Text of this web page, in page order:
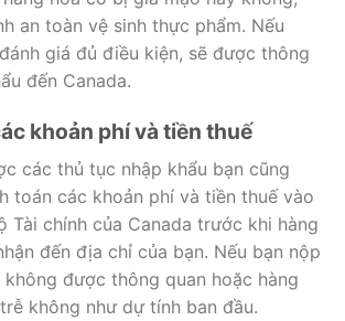
an toàn vệ sinh thực phẩm. Nếu
giá đủ điều kiện, sẽ được thông
đến Canada.
khoản phí và tiền thuế
các thủ tục nhập khẩu bạn cũng
toán các khoản phí và tiền thuế vào
Tài chính của Canada trước khi hàng
đến địa chỉ của bạn. Nếu bạn nộp
không được thông quan hoặc hàng
không như dự tính ban đầu.